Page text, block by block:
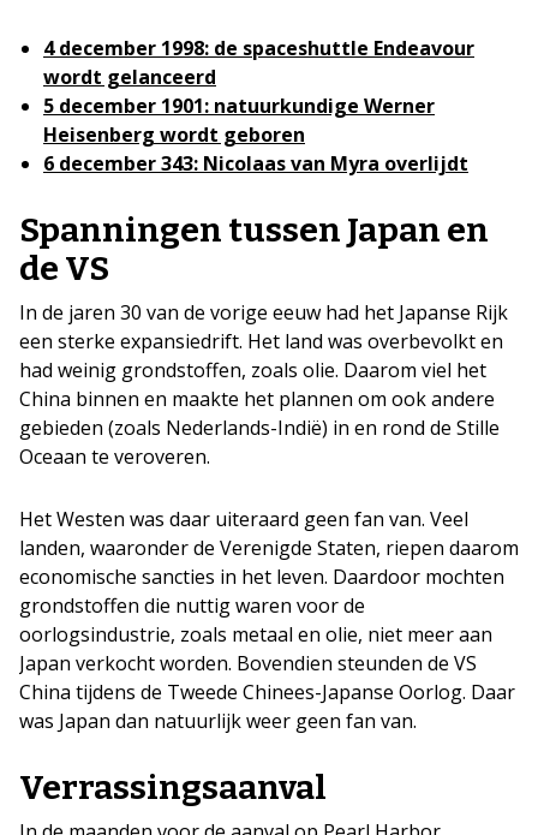
4 december 1998: de spaceshuttle Endeavour
wordt gelanceerd
5 december 1901: natuurkundige Werner
Heisenberg wordt geboren
6 december 343: Nicolaas van Myra overlijdt
Spanningen tussen Japan en
de VS
In de jaren 30 van de vorige eeuw had het Japanse Rijk
een sterke expansiedrift. Het land was overbevolkt en
had weinig grondstoffen, zoals olie. Daarom viel het
China binnen en maakte het plannen om ook andere
gebieden (zoals Nederlands-Indië) in en rond de Stille
Oceaan te veroveren.
Het Westen was daar uiteraard geen fan van. Veel
landen, waaronder de Verenigde Staten, riepen daarom
economische sancties in het leven. Daardoor mochten
grondstoffen die nuttig waren voor de
oorlogsindustrie, zoals metaal en olie, niet meer aan
Japan verkocht worden. Bovendien steunden de VS
China tijdens de Tweede Chinees-Japanse Oorlog. Daar
was Japan dan natuurlijk weer geen fan van.
Verrassingsaanval